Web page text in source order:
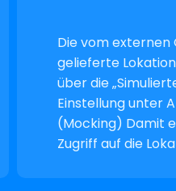
Die vom externen
gelieferte
über die
Einstellung unter
(Mocking) Damit
Zugriff auf die